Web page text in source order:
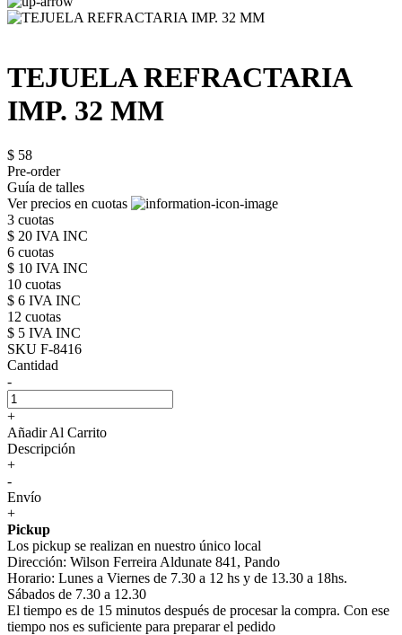
TEJUELA REFRACTARIA
IMP. 32 MM
$ 58
Pre-order
Guía de talles
Ver precios en cuotas
3 cuotas
$ 20 IVA INC
6 cuotas
$ 10 IVA INC
10 cuotas
$ 6 IVA INC
12 cuotas
$ 5 IVA INC
SKU F-8416
Cantidad
-
+
Añadir Al Carrito
Descripción
+
-
Envío
+
Pickup
Los pickup se realizan en nuestro único local
Dirección: Wilson Ferreira Aldunate 841, Pando
Horario: Lunes a Viernes de 7.30 a 12 hs y de 13.30 a 18hs.
Sábados de 7.30 a 12.30
El tiempo es de 15 minutos después de procesar la compra. Con ese
tiempo nos es suficiente para preparar el pedido